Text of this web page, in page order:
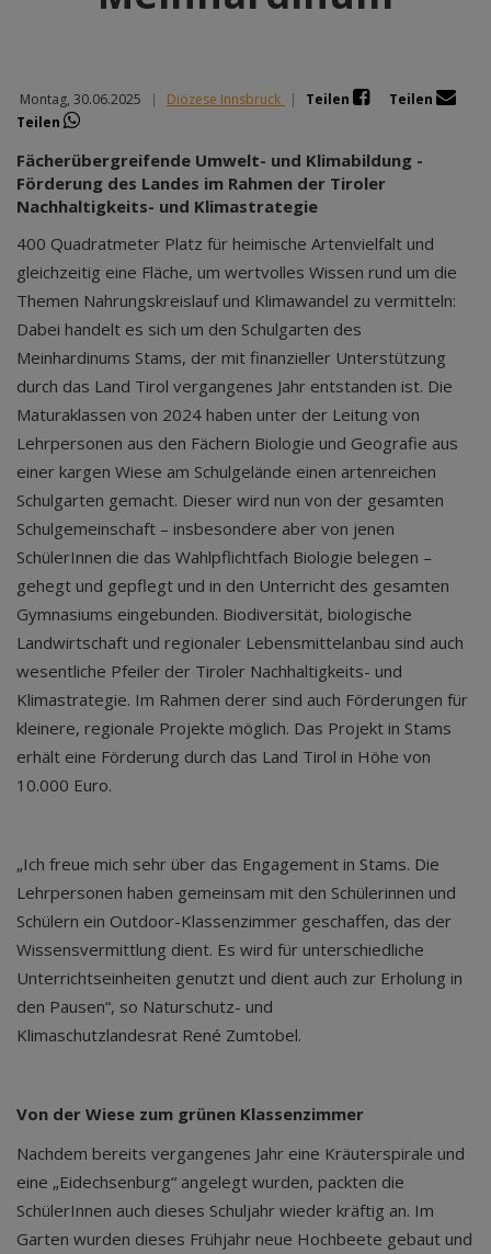
Montag, 30.06.2025 | Diözese Innsbruck | Teilen
Teilen
Teilen
Fächerübergreifende Umwelt- und Klimabildung -
Förderung des Landes im Rahmen der Tiroler
Nachhaltigkeits- und Klimastrategie
400 Quadratmeter Platz für heimische Artenvielfalt und
gleichzeitig eine Fläche, um wertvolles Wissen rund um die
Themen Nahrungskreislauf und Klimawandel zu vermitteln:
Dabei handelt es sich um den Schulgarten des
Meinhardinums Stams, der mit finanzieller Unterstützung
durch das Land Tirol vergangenes Jahr entstanden ist. Die
Maturaklassen von 2024 haben unter der Leitung von
Lehrpersonen aus den Fächern Biologie und Geografie aus
einer kargen Wiese am Schulgelände einen artenreichen
Schulgarten gemacht. Dieser wird nun von der gesamten
Schulgemeinschaft – insbesondere aber von jenen
SchülerInnen die das Wahlpflichtfach Biologie belegen –
gehegt und gepflegt und in den Unterricht des gesamten
Gymnasiums eingebunden. Biodiversität, biologische
Landwirtschaft und regionaler Lebensmittelanbau sind auch
wesentliche Pfeiler der Tiroler Nachhaltigkeits- und
Klimastrategie. Im Rahmen derer sind auch Förderungen für
kleinere, regionale Projekte möglich. Das Projekt in Stams
erhält eine Förderung durch das Land Tirol in Höhe von
10.000 Euro.
„Ich freue mich sehr über das Engagement in Stams. Die
Lehrpersonen haben gemeinsam mit den Schülerinnen und
Schülern ein Outdoor-Klassenzimmer geschaffen, das der
Wissensvermittlung dient. Es wird für unterschiedliche
Unterrichtseinheiten genutzt und dient auch zur Erholung in
den Pausen“, so Naturschutz- und
Klimaschutzlandesrat René Zumtobel.
Von der Wiese zum grünen Klassenzimmer
Nachdem bereits vergangenes Jahr eine Kräuterspirale und
eine „Eidechsenburg“ angelegt wurden, packten die
SchülerInnen auch dieses Schuljahr wieder kräftig an. Im
Garten wurden dieses Frühjahr neue Hochbeete gebaut und